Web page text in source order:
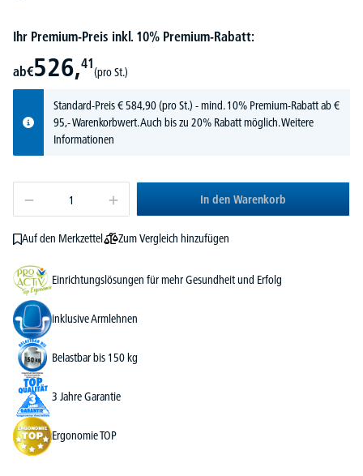
Ihr Premium-Preis inkl. 10% Premium-Rabatt:
ab€526,41
(pro St.)
Standard-Preis€ 584,90(pro St.) - mind. 10% Premium-Rabatt ab €
95,- Warenkorbwert. Auch bis zu 20% Rabatt möglich.Weitere
Informationen
In den Warenkorb
Auf den Merkzettel Zum Vergleich hinzufügen
Einrichtungslösungen für mehr Gesundheit und Erfolg
inklusive Armlehnen
Belastbar bis 150 kg
3 Jahre Garantie
Ergonomie TOP